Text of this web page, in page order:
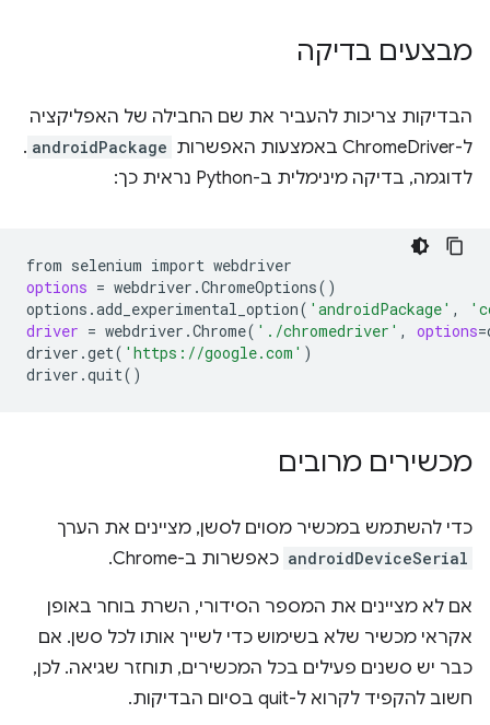
מבצעים בדיקה
הבדיקות צריכות להעביר את שם החבילה של האפליקציה
ל-ChromeDriver באמצעות האפשרות
androidPackage
.
לדוגמה, בדיקה מינימלית ב-Python נראית כך:
from selenium import
options = webdriver.ChromeOptions()
options.add_experimental_option( 'androidPackage' ,
driver = webdriver.Chrome( './chromedriver' , options=
driver.get( 'https://google.com' )
driver.quit()
מכשירים מרובים
כדי להשתמש במכשיר מסוים לסשן, מציינים את הערך
androidDeviceSerial כאפשרות ב-Chrome.
אם לא מציינים את המספר הסידורי, השרת בוחר באופן
אקראי מכשיר שלא בשימוש כדי לשייך אותו לכל סשן. אם
כבר יש סשנים פעילים בכל המכשירים, תוחזר שגיאה. לכן,
חשוב להקפיד לקרוא ל-quit בסיום הבדיקות.